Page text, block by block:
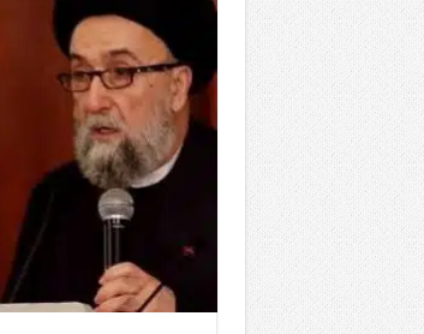
المذاهب ليست قدرًا
ليست المنفعة تأتي
المتهاون بوطنه
نسج العلاقة مع
تيك توك